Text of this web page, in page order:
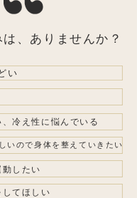
、ありませんか？
い
冷え性に悩んでいる
いので身体を整えていきたい
したい
てほしい